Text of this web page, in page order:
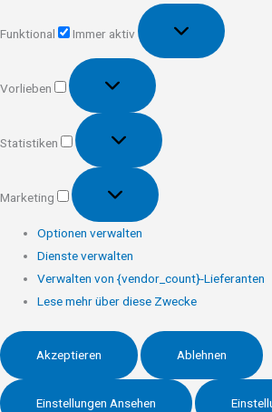
Funktional
Immer aktiv
Vorlieben
Vorlieben
Statistiken
Statistiken
Marketing
Marketing
Optionen verwalten
Dienste verwalten
Verwalten von {vendor_count}-Lieferanten
Lese mehr über diese Zwecke
Akzeptieren Ablehnen
Einstellungen Ansehen